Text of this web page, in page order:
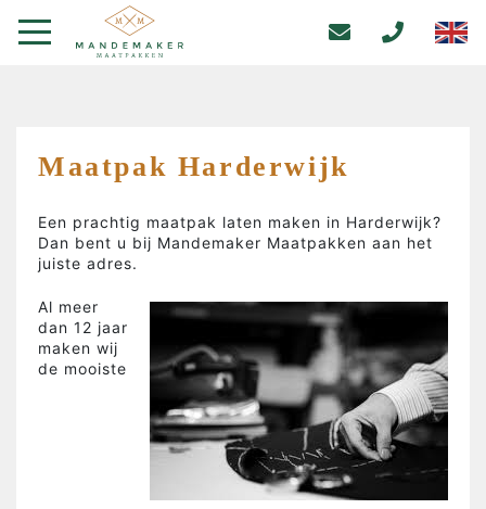
Maatpak Harderwijk
Een prachtig maatpak laten maken in Harderwijk?
Dan bent u bij Mandemaker Maatpakken aan het
juiste adres.
Al meer
dan 12 jaar
maken wij
de mooiste